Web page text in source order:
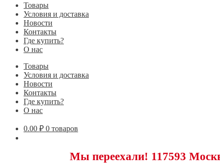
Товары
Условия и доставка
Новости
Контакты
Где купить?
О нас
Товары
Условия и доставка
Новости
Контакты
Где купить?
О нас
0.00 ₽ 0 товаров
Мы переехали! 117593 Москва,